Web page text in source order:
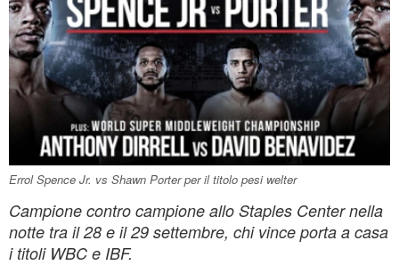
Errol Spence Jr. vs Shawn Porter per il titolo pesi welter
Campione contro campione allo Staples Center nella
notte tra il 28 e il 29 settembre, chi vince porta a casa
i titoli WBC e IBF.